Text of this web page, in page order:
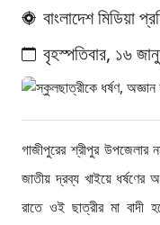
বাংলাদেশ মিডিয়া
বৃহস্পতিবার, ১৬
গাজীপুরের শ্রীপুর উপজেলার
জাতীয় দ্রব্য খাইয়ে
রাতে ওই ছাত্রীর মা বাদী